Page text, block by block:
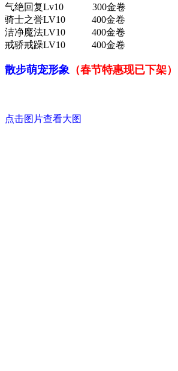
气绝回复Lv10 300金卷
骑士之誉LV10 400金卷
洁净魔法LV10 400金卷
戒骄戒躁LV10 400金卷
散步萌宠形象 （春节特惠现已下架）
点击图片查看大图